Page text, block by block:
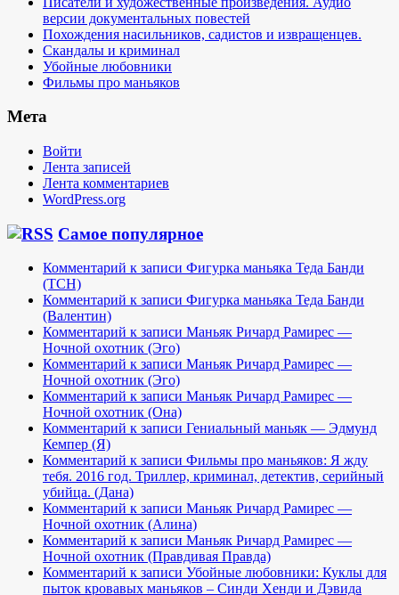
версии документальных повестей
Похождения насильников, садистов и извращенцев.
Скандалы и криминал
Убойные любовники
Фильмы про маньяков
Мета
Войти
Лента записей
Лента комментариев
WordPress.org
Самое популярное
Комментарий к записи Фигурка маньяка Теда Банди
(TCH)
Комментарий к записи Фигурка маньяка Теда Банди
(Валентин)
Комментарий к записи Маньяк Ричард Рамирес —
Ночной охотник (Эго)
Комментарий к записи Маньяк Ричард Рамирес —
Ночной охотник (Эго)
Комментарий к записи Маньяк Ричард Рамирес —
Ночной охотник (Она)
Комментарий к записи Гениальный маньяк — Эдмунд
Кемпер (Я)
Комментарий к записи Фильмы про маньяков: Я жду
тебя. 2016 год. Триллер, криминал, детектив, серийный
убийца. (Дана)
Комментарий к записи Маньяк Ричард Рамирес —
Ночной охотник (Алина)
Комментарий к записи Маньяк Ричард Рамирес —
Ночной охотник (Правдивая Правда)
Комментарий к записи Убойные любовники: Куклы для
пыток кровавых маньяков – Синди Хенди и Дэвида